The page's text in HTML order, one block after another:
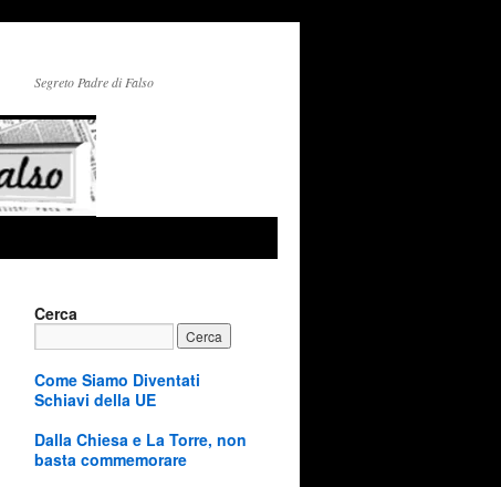
Segreto Padre di Falso
Cerca
Come Siamo Diventati
Schiavi della UE
Dalla Chiesa e La Torre, non
basta commemorare